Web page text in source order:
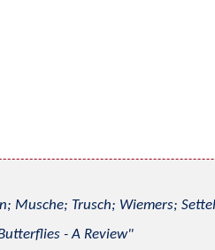
Musche; Trusch; Wiemers;
- A Review